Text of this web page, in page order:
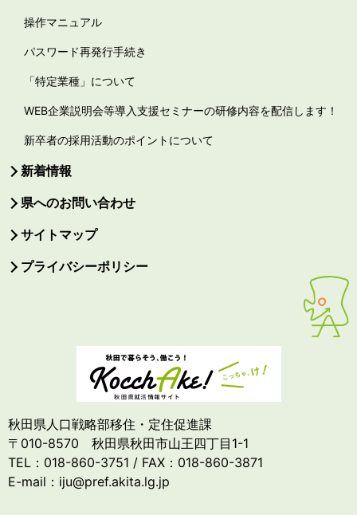
操作マニュアル
パスワード再発行手続き
「特定業種」について
WEB企業説明会等導入支援セミナーの研修内容を配信します！
新卒者の採用活動のポイントについて
新着情報
県へのお問い合わせ
サイトマップ
プライバシーポリシー
秋田県人口戦略部移住・定住促進課
〒010-8570 秋田県秋田市山王四丁目1-1
TEL：018-860-3751 / FAX：018-860-3871
E-mail：iju@pref.akita.lg.jp